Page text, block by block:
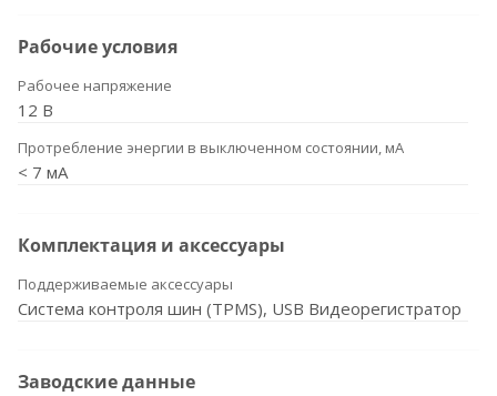
Рабочие условия
Рабочее напряжение
12 В
Протребление энергии в выключенном состоянии, мА
< 7 мА
Комплектация и аксессуары
Поддерживаемые аксессуары
Система контроля шин (TPMS), USB Видеорегистратор
Заводские данные